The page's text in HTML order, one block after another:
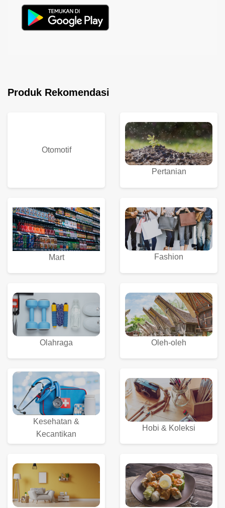
Produk Rekomendasi
Otomotif
Pertanian
Mart Fashion
Olahraga Oleh-oleh
Kesehatan &
Kecantikan
Hobi & Koleksi